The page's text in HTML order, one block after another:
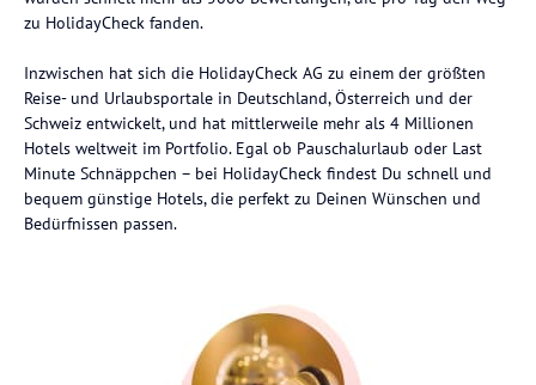
zu HolidayCheck fanden.
Inzwischen hat sich die HolidayCheck AG zu einem der größten
Reise- und Urlaubsportale in Deutschland, Österreich und der
Schweiz entwickelt, und hat mittlerweile mehr als 4 Millionen
Hotels weltweit im Portfolio. Egal ob Pauschalurlaub oder Last
Minute Schnäppchen – bei HolidayCheck findest Du schnell und
bequem günstige Hotels, die perfekt zu Deinen Wünschen und
Bedürfnissen passen.